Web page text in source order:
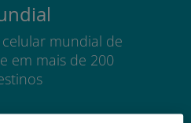
mundial de
em mais de 200